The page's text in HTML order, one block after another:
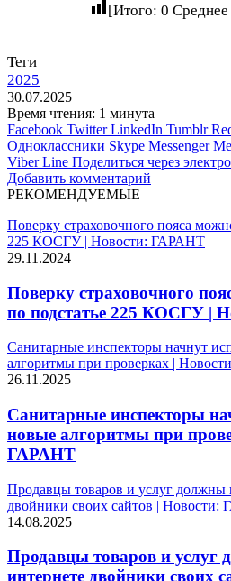
[Итого: 0 Среднее
Теги
2025
30.07.2025
Время чтения: 1 минута
Facebook Twitter LinkedIn Tumblr
Одноклассники Skype Messenger
Viber Line Поделиться через
Добавить комментарий
РЕКОМЕНДУЕМЫЕ
Поверку страховочного пояса
225 КОСГУ | Новости: ГАРАНТ
29.11.2024
Поверку страховочного
по подстатье 225 КОСГУ |
Санитарные инспекторы начнут
алгоритмы при проверках |
26.11.2025
Санитарные инспекторы
новые алгоритмы при
ГАРАНТ
Продавцы товаров и услуг должны
двойники своих сайтов | Новости:
14.08.2025
Продавцы товаров и услуг
интернете двойники своих